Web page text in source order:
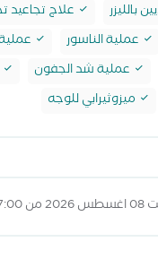
بالليزر علاج تجاعيد
عملية الناسور
عملية شد الجفون
ميزوثيرابي للوجه